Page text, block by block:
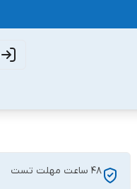
48 ساعت مهلت تست